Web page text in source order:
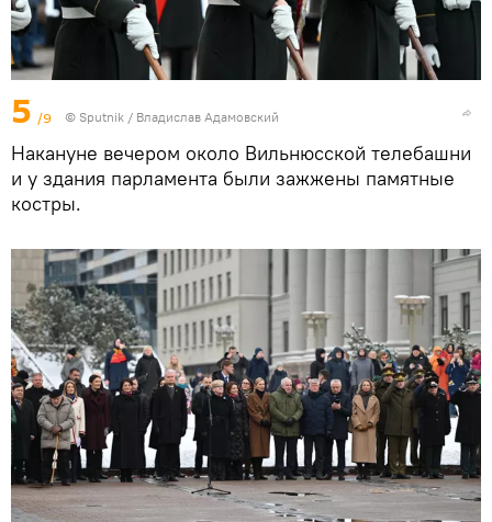
5 /9 © Sputnik / Владислав Адамовский
Накануне вечером около Вильнюсской телебашни
и у здания парламента были зажжены памятные
костры.